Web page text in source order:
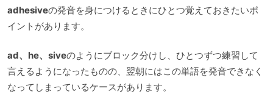
adhesiveの発音を身につけるときにひとつ覚えておきたいポ
イントがあります。
ad、he、siveのようにブロック分けし、ひとつずつ練習して
言えるようになったものの、翌朝にはこの単語を発音できなく
なってしまっているケースがあります。